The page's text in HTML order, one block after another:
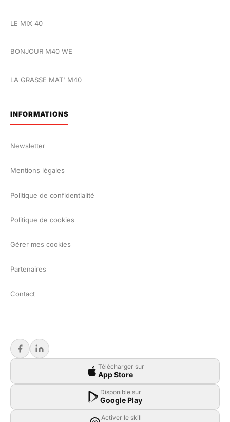
LE MIX 40
BONJOUR M40 WE
LA GRASSE MAT' M40
INFORMATIONS
Newsletter
Mentions légales
Politique de confidentialité
Politique de cookies
Gérer mes cookies
Partenaires
Contact
Télécharger sur
App Store
Disponible sur
Google Play
Activer le skill